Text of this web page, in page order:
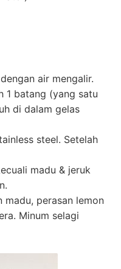
air mengalir.
1 batang (yang satu
di dalam gelas
steel. Setelah
madu & jeruk
madu, perasan lemon
Minum selagi